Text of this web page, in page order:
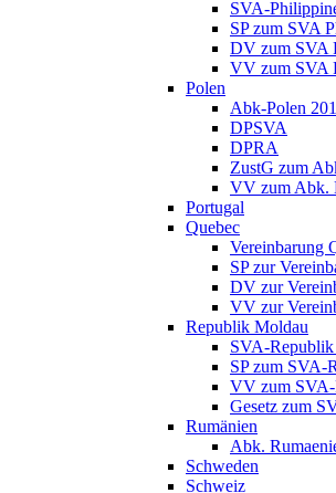
SVA-
SP zum SVA
DV zum SVA
VV zum SVA
Polen
Abk-Polen
DPSVA
DPRA
ZustG zum
VV zum Abk.
Portugal
Quebec
Vereinbarung
SP zur
DV zur
VV zur
Republik Moldau
SVA-
SP zum SVA-
VV zum
Gesetz zum
Rumänien
Abk.
Schweden
Schweiz